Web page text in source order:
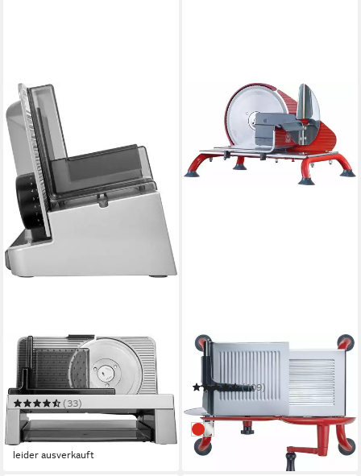
RITTER
Allesschneider E 16 Duo-Plus
silberfarben
(33)
ab 109,00 € UVP149,00 €
-27%
leider ausverkauft
GRAEF
Allesschneider Manuale H 93
(109)
270,53 €
leider ausverkauft
RotSilber